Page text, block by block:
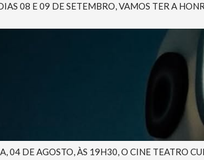
08 E 09 DE SETEMBRO, VAMOS TER A
04 DE AGOSTO, ÀS 19H30, O CINE TEATRO